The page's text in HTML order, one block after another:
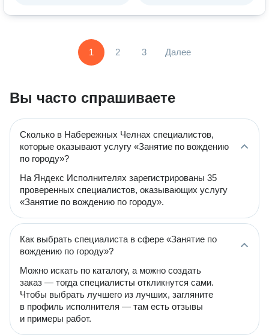
1 2 3 Далее
Вы часто спрашиваете
Сколько в Набережных Челнах специалистов,
которые оказывают услугу «Занятие по вождению
по городу»?
На Яндекс Исполнителях зарегистрированы 35
проверенных специалистов, оказывающих услугу
«Занятие по вождению по городу».
Как выбрать специалиста в сфере «Занятие по
вождению по городу»?
Можно искать по каталогу, а можно создать
заказ — тогда специалисты откликнутся сами.
Чтобы выбрать лучшего из лучших, загляните
в профиль исполнителя — там есть отзывы
и примеры работ.